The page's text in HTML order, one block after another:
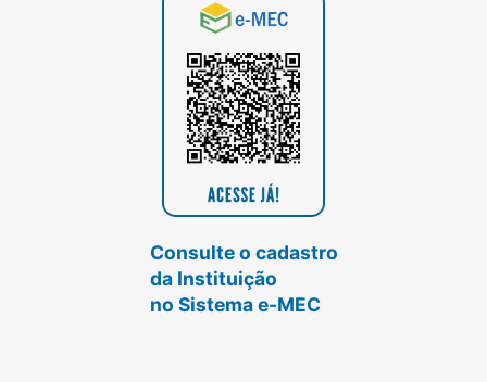
Consulte o cadastro
da Instituição
no Sistema e-MEC